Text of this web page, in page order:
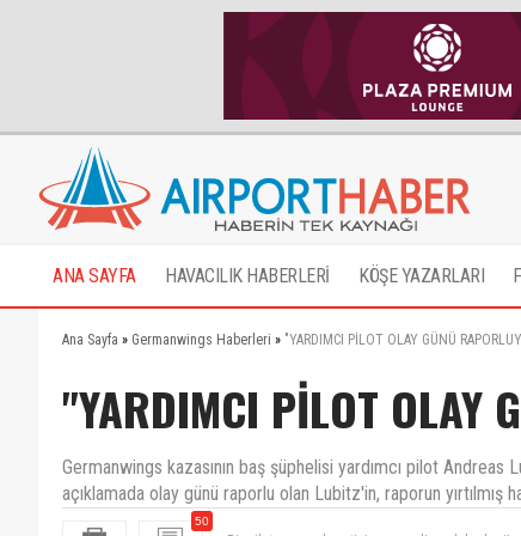
ANA SAYFA HAVACILIK HABERLERİ KÖŞE YAZARLARI
Ana Sayfa » Germanwings Haberleri » "YARDIMCI PİLOT OLAY GÜNÜ
"YARDIMCI PİLOT OLAY
Germanwings kazasının baş şüphelisi yardımcı pilot
açıklamada olay günü raporlu olan Lubitz'in, raporun yırtılmış
50